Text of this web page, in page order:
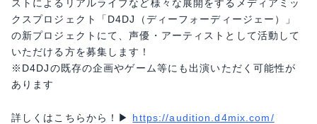
ストによるリアルライブなど様々な展開をするメディアミッ
クスプロジェクト「D4DJ（ディーフォーディージェー）」
の新プロジェクトにて、声優・アーティストとして活動して
いただける方を募集します！
※D4DJの既存の企画やゲーム等にも出演いただく可能性が
あります
詳しくはこちらから！▶︎ https://audition.d4mix.com/